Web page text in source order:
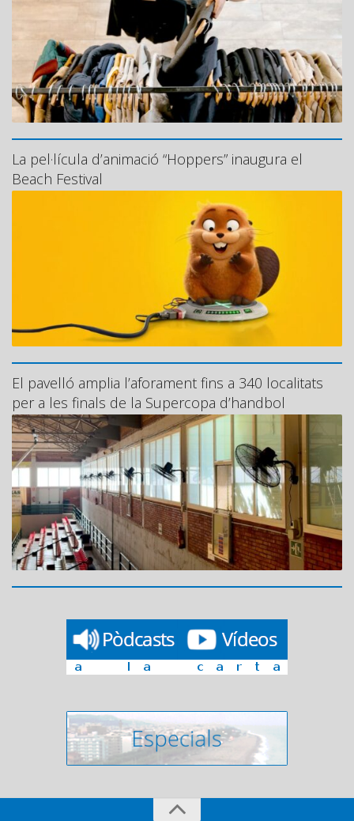
La pel·lícula d’animació “Hoppers” inaugura el
Beach Festival
El pavelló amplia l’aforament fins a 340 localitats
per a les finals de la Supercopa d’handbol